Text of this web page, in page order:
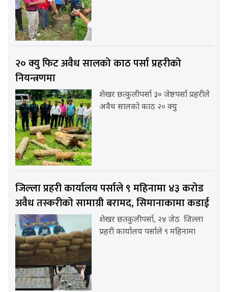
२० क्यु फिट अवैध सालको काठ पर्सा प्रहरीको
नियन्त्रणमा
शेखर छत्कुलीपर्सा ३० जेष्ठपर्सा प्रहरीले
अवैध सालको काठ २० क्यु
जिल्ला प्रहरी कार्यालय पर्साले ९ महिनामा ४३ करोड
अवैध तस्करीको सामाग्री बरामद, सिमानाकामा कडाई
शेखर छतकुलीपर्सा, २४ जेठ जिल्ला
प्रहरी कार्यालय पर्साले ९ महिनामा